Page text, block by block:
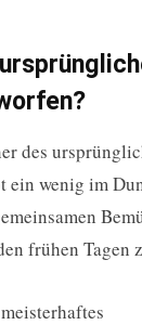
des
ein wenig im
frühen Tagen